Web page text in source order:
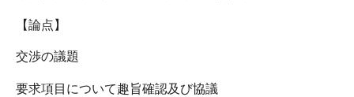
【論点】
交渉の議題
要求項目について趣旨確認及び協議